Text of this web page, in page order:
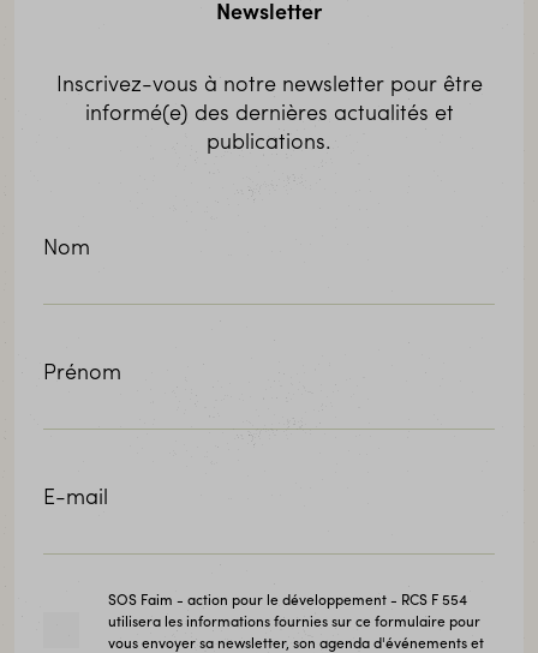
Newsletter
Inscrivez-vous à notre newsletter pour être
informé(e) des dernières actualités et
publications.
Nom
Prénom
E-mail
SOS Faim - action pour le développement - RCS F 554
utilisera les informations fournies sur ce formulaire pour
vous envoyer sa newsletter, son agenda d'événements et